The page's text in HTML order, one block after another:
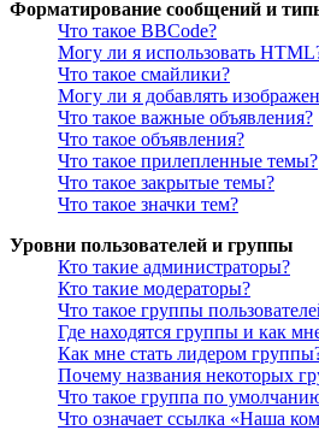
Форматирование сообщений и
Что такое BBCode?
Могу ли я использовать
Что такое смайлики?
Могу ли я добавлять
Что такое важные объявления?
Что такое объявления?
Что такое прилепленные темы?
Что такое закрытые темы?
Что такое значки тем?
Уровни пользователей и группы
Кто такие администраторы?
Кто такие модераторы?
Что такое группы
Где находятся группы и как
Как мне стать лидером
Почему названия некоторых
Что такое группа по
Что означает ссылка «Наша